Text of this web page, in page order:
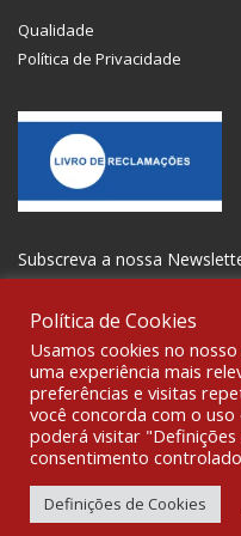
Qualidade
Política de Privacidade
Subscreva a nossa
SOCIALIZE
Sinalética Lda. WebDesign:
Política de Cookies
Usamos cookies no
uma experiência mais
preferências e visitas
você concorda com o uso
poderá visitar
consentimento
Definições de Cookies